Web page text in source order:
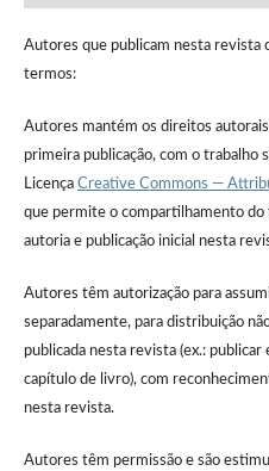
Autores que publicam nesta revista
termos:
Autores mantém os direitos
primeira publicação, com o trabalho
Licença Creative Commons —
que permite o compartilhamento
autoria e publicação inicial nesta
Autores têm autorização para
separadamente, para distribuição
publicada nesta revista (ex.:
capítulo de livro), com
nesta revista.
Autores têm permissão e são